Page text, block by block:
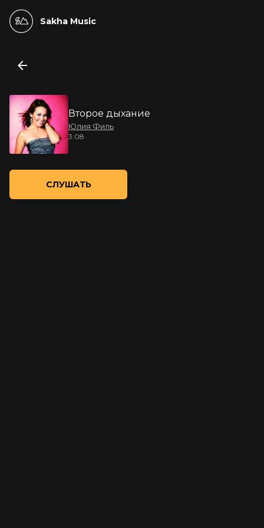
Sakha Music
Второе дыхание
Юлия Филь
3:08
СЛУШАТЬ